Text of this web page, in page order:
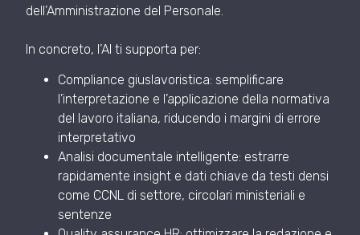
dell’Amministrazione del Personale.
In concreto, l’AI ti supporta per:
Compliance giuslavoristica: semplificare
l’interpretazione e l’applicazione della normativa
del lavoro italiana, riducendo i margini di errore
interpretativo
Analisi documentale intelligente: estrarre
rapidamente insight e dati chiave da testi densi
come CCNL di settore, circolari ministeriali e
sentenze